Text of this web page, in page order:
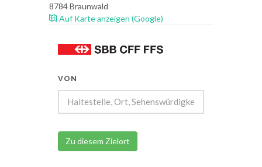
8784Braunwald
Auf Karte anzeigen (Google)
VON
Zu diesem Zielort